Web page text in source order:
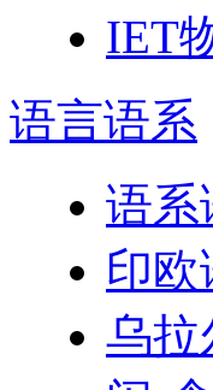
IET
语言语系
语系
印欧
乌拉